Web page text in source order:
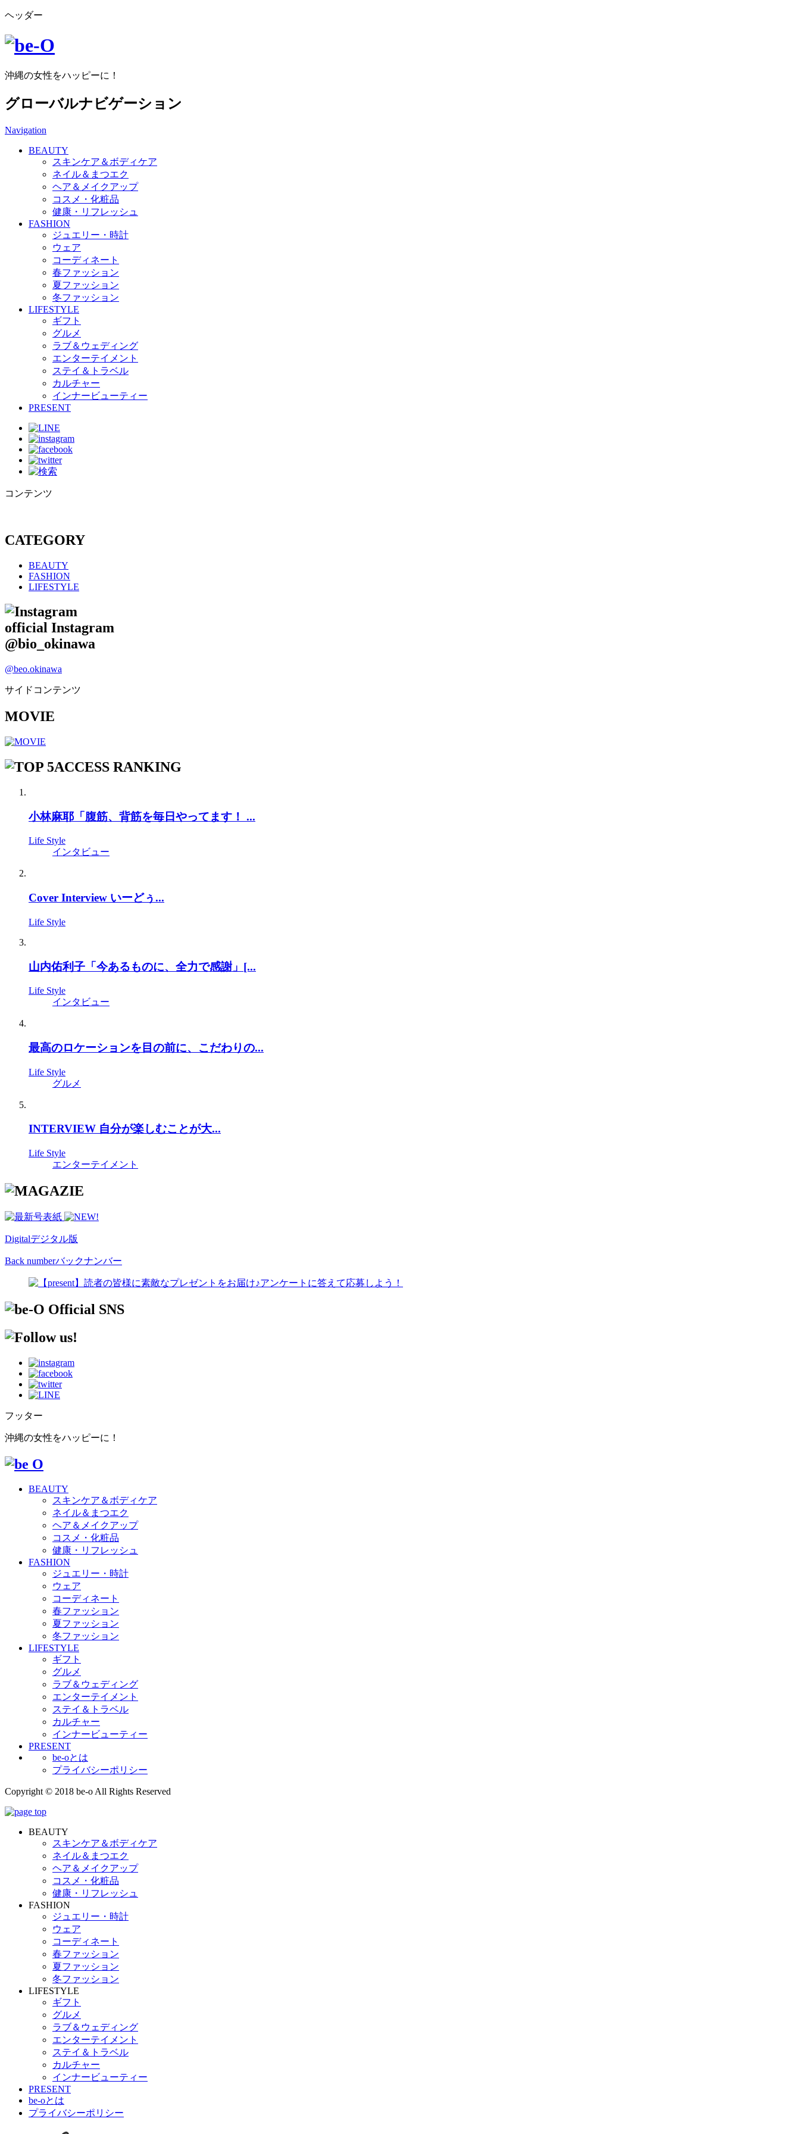
ヘッダー
沖縄の女性をハッピーに！
グローバルナビゲーション
Navigation
BEAUTY
スキンケア＆ボディケア
ネイル＆まつエク
ヘア＆メイクアップ
コスメ・化粧品
健康・リフレッシュ
FASHION
ジュエリー・時計
ウェア
コーディネート
春ファッション
夏ファッション
冬ファッション
LIFESTYLE
ギフト
グルメ
ラブ＆ウェディング
エンターテイメント
ステイ＆トラベル
カルチャー
インナービューティー
PRESENT
コンテンツ
CATEGORY
BEAUTY
FASHION
LIFESTYLE
official Instagram
@bio_okinawa
@beo.okinawa
サイドコンテンツ
MOVIE
ACCESS RANKING
小林麻耶「腹筋、背筋を毎日やってます！ ...
Life Style
インタビュー
Cover Interview いーどぅ...
Life Style
山内佑利子「今あるものに、全力で感謝」[...
Life Style
インタビュー
最高のロケーションを目の前に、こだわりの...
Life Style
グルメ
INTERVIEW 自分が楽しむことが大...
Life Style
エンターテイメント
Digitalデジタル版
Back numberバックナンバー
フッター
沖縄の女性をハッピーに！
BEAUTY
スキンケア＆ボディケア
ネイル＆まつエク
ヘア＆メイクアップ
コスメ・化粧品
健康・リフレッシュ
FASHION
ジュエリー・時計
ウェア
コーディネート
春ファッション
夏ファッション
冬ファッション
LIFESTYLE
ギフト
グルメ
ラブ＆ウェディング
エンターテイメント
ステイ＆トラベル
カルチャー
インナービューティー
PRESENT
be-oとは
プライバシーポリシー
Copyright © 2018 be-o All Rights Reserved
BEAUTY
スキンケア＆ボディケア
ネイル＆まつエク
ヘア＆メイクアップ
コスメ・化粧品
健康・リフレッシュ
FASHION
ジュエリー・時計
ウェア
コーディネート
春ファッション
夏ファッション
冬ファッション
LIFESTYLE
ギフト
グルメ
ラブ＆ウェディング
エンターテイメント
ステイ＆トラベル
カルチャー
インナービューティー
PRESENT
be-oとは
プライバシーポリシー